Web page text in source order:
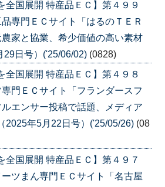
全国展開 特産品ＥＣ】第４９９
専門ＥＣサイト「はるのＴＥＲ
家と協業、希少価値の高い素材
29日号）('25/06/02) (0828)
全国展開 特産品ＥＣ】第４９８
門ＥＣサイト「フランダースフ
エンサー投稿で話題、メディア
2025年5月22日号）('25/05/26) (08
全国展開 特産品ＥＣ】第４９７
ツまん専門ＥＣサイト「名古屋